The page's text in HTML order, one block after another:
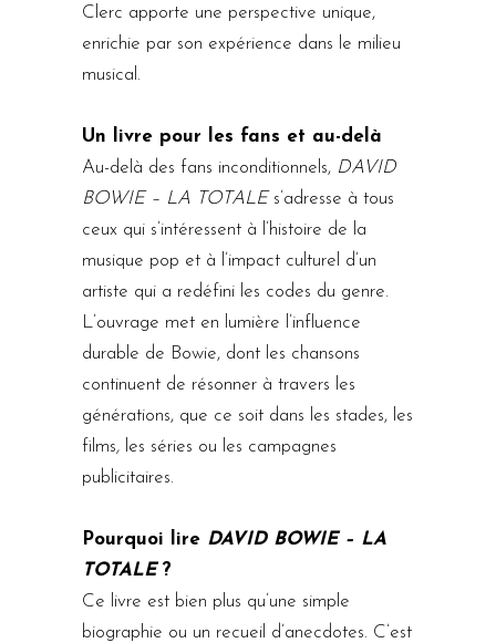
Clerc apporte une perspective unique,
enrichie par son expérience dans le milieu
musical.
Un livre pour les fans et au-delà
Au-delà des fans inconditionnels, DAVID
BOWIE – LA TOTALE s’adresse à tous
ceux qui s’intéressent à l’histoire de la
musique pop et à l’impact culturel d’un
artiste qui a redéfini les codes du genre.
L’ouvrage met en lumière l’influence
durable de Bowie, dont les chansons
continuent de résonner à travers les
générations, que ce soit dans les stades, les
films, les séries ou les campagnes
publicitaires.
Pourquoi lire DAVID BOWIE – LA
TOTALE?
Ce livre est bien plus qu’une simple
biographie ou un recueil d’anecdotes. C’est